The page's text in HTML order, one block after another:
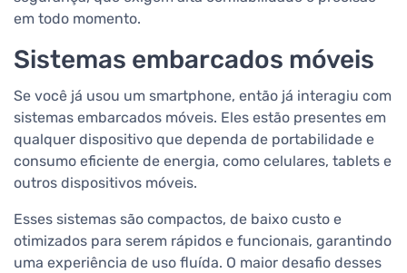
em todo momento.
Sistemas embarcados móveis
Se você já usou um smartphone, então já interagiu com
sistemas embarcados móveis. Eles estão presentes em
qualquer dispositivo que dependa de portabilidade e
consumo eficiente de energia, como celulares, tablets e
outros dispositivos móveis.
Esses sistemas são compactos, de baixo custo e
otimizados para serem rápidos e funcionais, garantindo
uma experiência de uso fluída. O maior desafio desses